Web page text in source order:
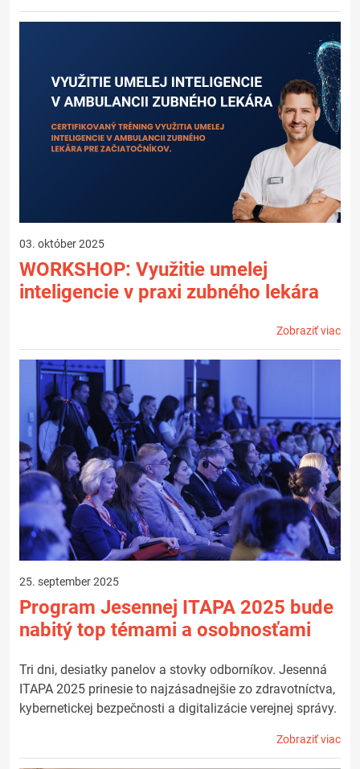
03. október 2025
WORKSHOP: Využitie umelej
inteligencie v praxi zubného lekára
Zobraziť viac
25. september 2025
Program Jesennej ITAPA 2025 bude
nabitý top témami a osobnosťami
Tri dni, desiatky panelov a stovky odborníkov. Jesenná
ITAPA 2025 prinesie to najzásadnejšie zo zdravotníctva,
kybernetickej bezpečnosti a digitalizácie verejnej správy.
Zobraziť viac